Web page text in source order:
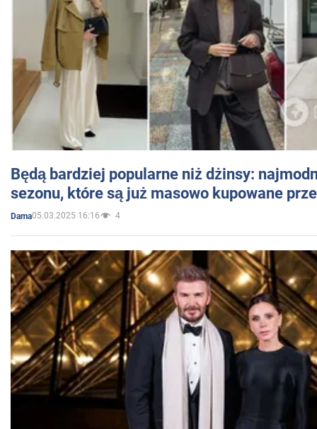
Będą bardziej popularne niż dżinsy:
sezonu, które są już masowo kupowane
Dama05.03.2025 16:16 4